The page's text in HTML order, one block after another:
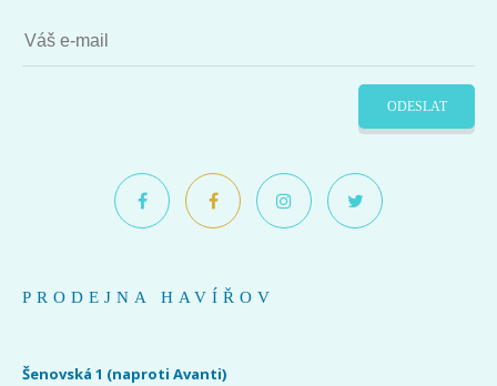
ODESLAT
PRODEJNA HAVÍŘOV
Šenovská 1 (naproti Avanti)